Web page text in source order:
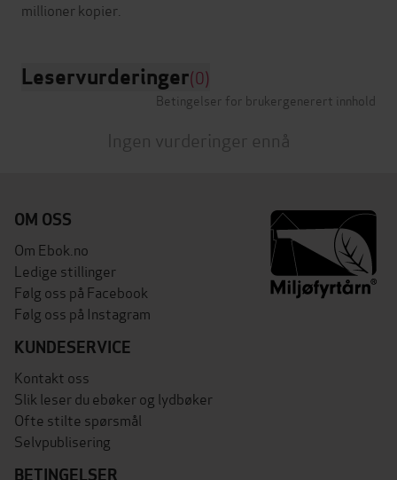
Leservurderinger(0)
Betingelser for brukergenerert innhold
Ingen vurderinger ennå
OM OSS
Om Ebok.no
Ledige stillinger
Følg oss på Facebook
Følg oss på Instagram
KUNDESERVICE
Kontakt oss
Slik leser du ebøker og lydbøker
Ofte stilte spørsmål
Selvpublisering
BETINGELSER